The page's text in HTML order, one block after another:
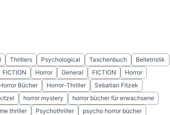
Thrillers Psychological Taschenbuch
Belletristik
FICTION Horror General FICTION
Horror
Horror Bücher Horror-Thriller
Sebatian Fitzek
horror mystery
horror bücher für erwachsene
thriller Psychothriller
psycho horror bücher